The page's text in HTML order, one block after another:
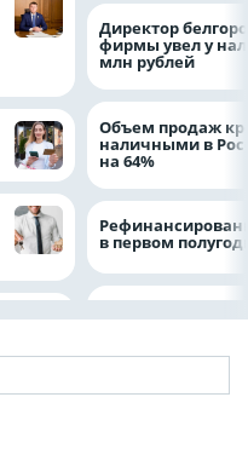
Директор
фирмы увел у
млн рублей
Объем продаж
наличными в
на 64%
в первом